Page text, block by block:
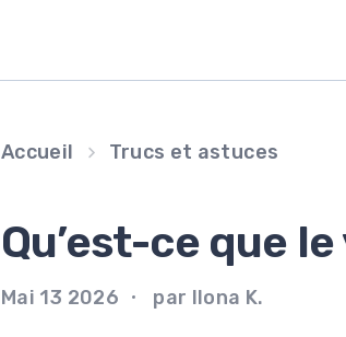
Accueil Trucs et astuces
Qu’est-ce que
Mai 13 2026 par Ilona K.